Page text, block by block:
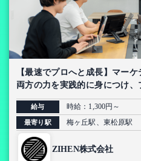
【最速でプロへと成長】マー
両方の力を実践的に身につけ
インターン
給与 時給：1,300円～
最寄り駅 梅ヶ丘駅、東松原駅
ZIHEN株式会社